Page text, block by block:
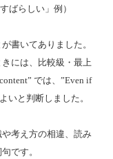
ばらしい」例）
書いてありました。
には、比較級・最上
では、”Even if
いと判断しました。
考え方の相違、読み
です。